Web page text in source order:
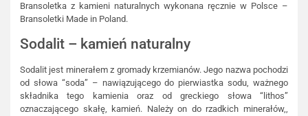
Bransoletka z kamieni naturalnych wykonana ręcznie w Polsce –
Bransoletki Made in Poland.
Sodalit – kamień naturalny
Sodalit jest minerałem z gromady krzemianów. Jego nazwa pochodzi
od słowa “soda” – nawiązującego do pierwiastka sodu, ważnego
składnika tego kamienia oraz od greckiego słowa “lithos”
oznaczającego skałę, kamień. Należy on do rzadkich minerałów,,